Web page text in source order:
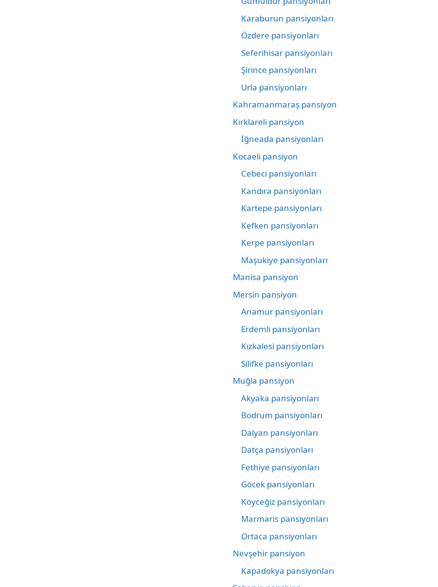
Karaburun pansiyonları
Özdere pansiyonları
Seferihisar pansiyonları
Şirince pansiyonları
Urla pansiyonları
Kahramanmaraş pansiyon
Kırklareli pansiyon
İğneada pansiyonları
Kocaeli pansiyon
Cebeci pansiyonları
Kandıra pansiyonları
Kartepe pansiyonları
Kefken pansiyonları
Kerpe pansiyonları
Maşukiye pansiyonları
Manisa pansiyon
Mersin pansiyon
Anamur pansiyonları
Erdemli pansiyonları
Kızkalesi pansiyonları
Silifke pansiyonları
Muğla pansiyon
Akyaka pansiyonları
Bodrum pansiyonları
Dalyan pansiyonları
Datça pansiyonları
Fethiye pansiyonları
Göcek pansiyonları
Köyceğiz pansiyonları
Marmaris pansiyonları
Ortaca pansiyonları
Nevşehir pansiyon
Kapadokya pansiyonları